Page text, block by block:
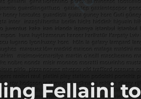
Fellaini to